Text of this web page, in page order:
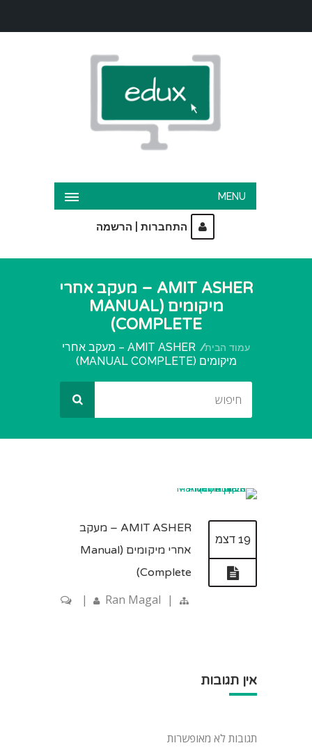
MENU
התחברות הרשמה
AMIT ASHER – מעקב אחרי
מיקומים (MANUAL
COMPLETE)
עמוד הבית
AMIT ASHER – מעקב אחרי
מיקומים (MANUAL COMPLETE)
19 דצמ
AMIT ASHER – מעקב
אחרי מיקומים (Manual
Complete)
Ran Magal |
|
אין תגובות
תגובות לא מאופשרות